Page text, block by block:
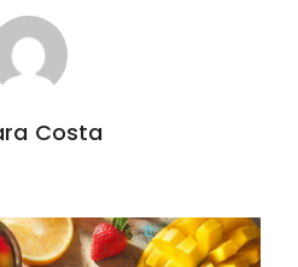
Costa